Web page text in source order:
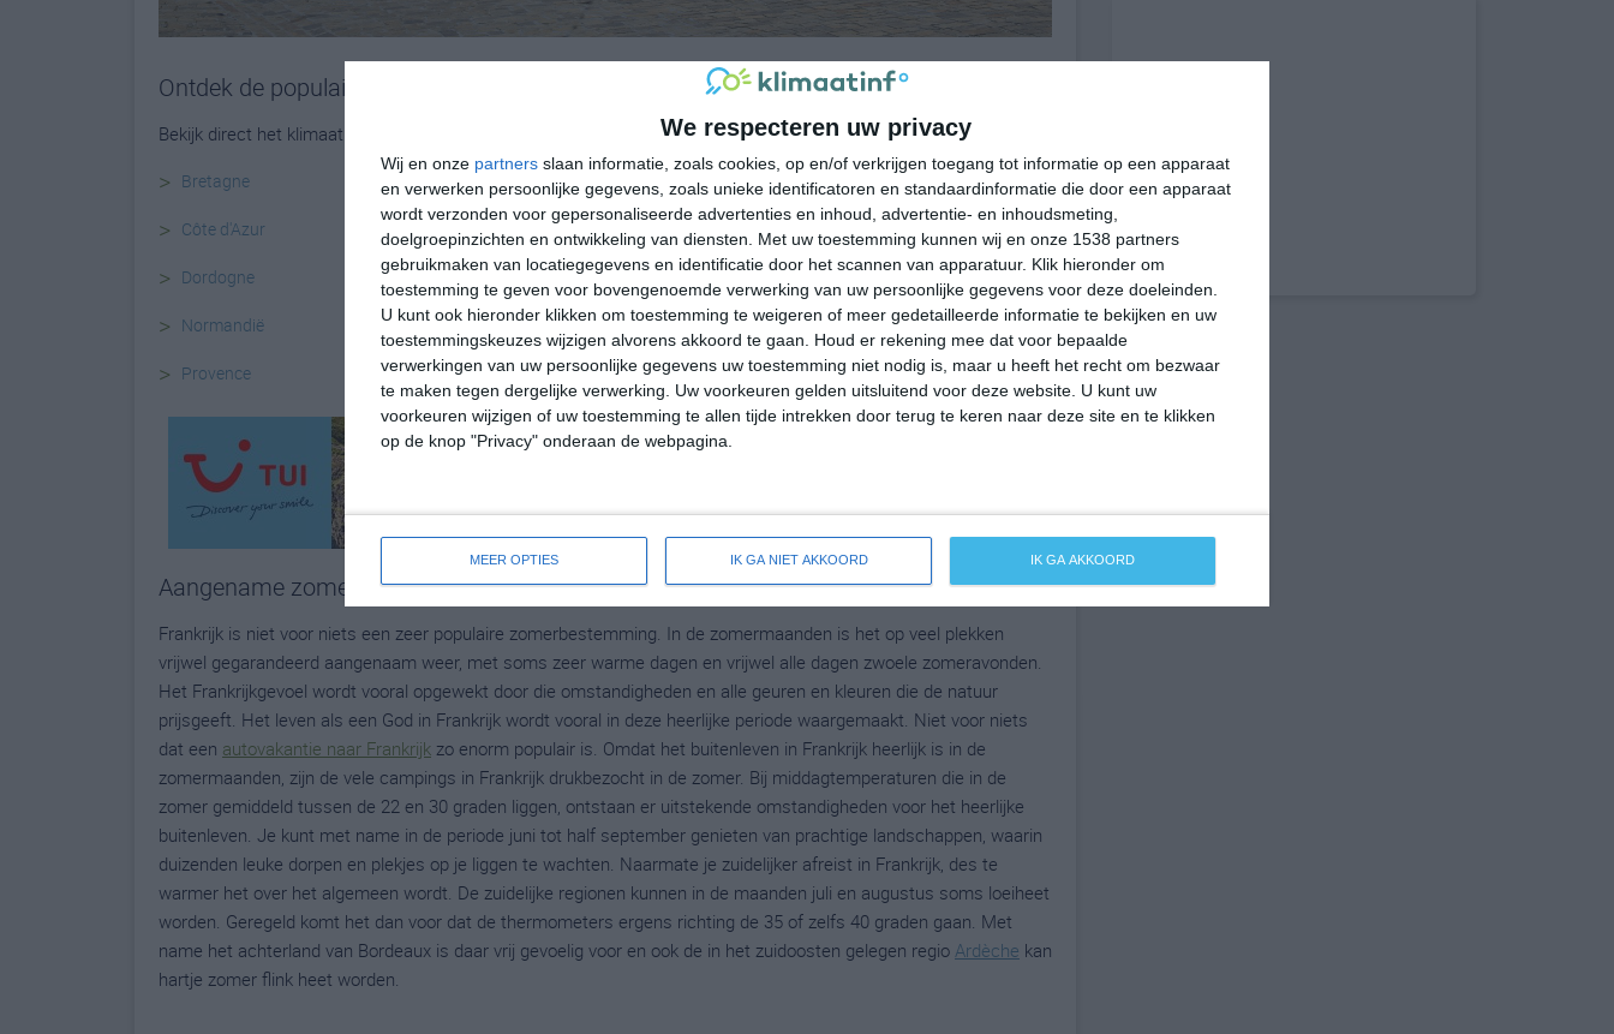
We respecteren uw privacy
Wij en onze partners slaan informatie, zoals cookies, op en/of verkrijgen toegang tot informatie op een apparaat
en verwerken persoonlijke gegevens, zoals unieke identificatoren en standaardinformatie die door een apparaat
wordt verzonden voor gepersonaliseerde advertenties en inhoud, advertentie- en inhoudsmeting,
doelgroepinzichten en ontwikkeling van diensten.
Met uw toestemming kunnen wij en onze 1538 partners
gebruikmaken van locatiegegevens en identificatie door het scannen van apparatuur. Klik hieronder om
toestemming te geven voor bovengenoemde verwerking van uw persoonlijke gegevens voor deze doeleinden.
U kunt ook hieronder klikken om toestemming te weigeren of meer gedetailleerde informatie te bekijken en uw
toestemmingskeuzes wijzigen alvorens akkoord te gaan.
Houd er rekening mee dat voor bepaalde
verwerkingen van uw persoonlijke gegevens uw toestemming niet nodig is, maar u heeft het recht om bezwaar
te maken tegen dergelijke verwerking. Uw voorkeuren gelden uitsluitend voor deze website. U kunt uw
voorkeuren wijzigen of uw toestemming te allen tijde intrekken door terug te keren naar deze site en te klikken
op de knop "Privacy" onderaan de webpagina.
MEER OPTIES IK GA NIET AKKOORD IK GA AKKOORD
Ontdek de populairste vakantiebestemmingen in Frankrijk
Bekijk direct het klimaat van de populairste toeristische bestemmingen in Frankrijk:
> Bretagne
> Côte d'Azur
> Dordogne
> Normandië
> Provence
Aangename zomers
Frankrijk is niet voor niets een zeer populaire zomerbestemming. In de zomermaanden is het op veel plekken
vrijwel gegarandeerd aangenaam weer, met soms zeer warme dagen en vrijwel alle dagen zwoele zomeravonden.
Het Frankrijkgevoel wordt vooral opgewekt door die omstandigheden en alle geuren en kleuren die de natuur
prijsgeeft. Het leven als een God in Frankrijk wordt vooral in deze heerlijke periode waargemaakt. Niet voor niets
dat een autovakantie naar Frankrijk zo enorm populair is. Omdat het buitenleven in Frankrijk heerlijk is in de
zomermaanden, zijn de vele campings in Frankrijk drukbezocht in de zomer. Bij middagtemperaturen die in de
zomer gemiddeld tussen de 22 en 30 graden liggen, ontstaan er uitstekende omstandigheden voor het heerlijke
buitenleven. Je kunt met name in de periode juni tot half september genieten van prachtige landschappen, waarin
duizenden leuke dorpen en plekjes op je liggen te wachten. Naarmate je zuidelijker afreist in Frankrijk, des te
warmer het over het algemeen wordt. De zuidelijke regionen kunnen in de maanden juli en augustus soms loeiheet
worden. Geregeld komt het dan voor dat de thermometers ergens richting de 35 of zelfs 40 graden gaan. Met
name het achterland van Bordeaux is daar vrij gevoelig voor en ook de in het zuidoosten gelegen regio Ardèche kan
hartje zomer flink heet worden.